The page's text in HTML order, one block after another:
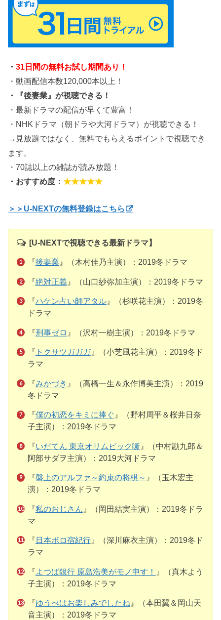
・31日間の無料お試し期間あり！
・動画配信本数120,000本以上！
・『後妻業』が視聴できる！
・最新ドラマの配信が早くて豊富！
・NHKドラマ（朝ドラや大河ドラマ）が視聴できる！
→見放題ではなく、無料でもらえるポイントで視聴でき
ます。
・70誌以上の雑誌が読み放題！
・おすすめ度：★★★★★
＞＞U-NEXTの無料登録はこちら
[U-NEXTで視聴できる最新ドラマ】
『後妻業 』（木村佳乃主演）：2019冬ドラマ
『絶対正義』（山口紗弥加主演）：2019冬ドラマ
『ハケン占い師アタル』（杉咲花主演）：2019冬
ドラマ
『刑事ゼロ 』（沢村一樹主演）：2019冬ドラマ
『 トクサツガガガ』（小芝風花主演）：2019冬ド
ラマ
『みかづき 』（高橋一生＆永作博美主演）：2019
冬ドラマ
『僕の初恋をキミに捧ぐ 』（野村周平＆桜井日奈
子主演）：2019冬ドラマ
『いだてん 東京オリムピック噺』（中村勘九郎＆
阿部サダヲ主演）：2019大河ドラマ
『盤上のアルファ～約束の将棋～ 』（玉木宏主
演）：2019冬ドラマ
『私のおじさん 』（岡田結実主演）：2019冬ドラ
マ
『 日本ボロ宿紀行』（深川麻衣主演）：2019冬ド
ラマ
『よつば銀行 原島浩美がモノ申す！
』（真木よう
子主演）：2019冬ドラマ
『ゆうべはお楽しみでしたね 』（本田翼＆岡山天
音主演）：2019冬ドラマ